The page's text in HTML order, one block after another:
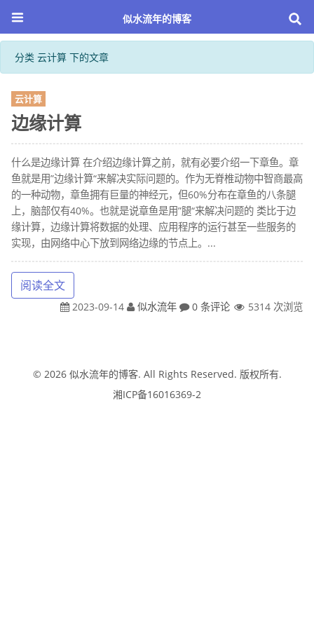
似水流年的博客
分类 云计算 下的文章
云计算
边缘计算
什么是边缘计算 在介绍边缘计算之前，就有必要介绍一下章鱼。章
鱼就是用”边缘计算“来解决实际问题的。作为无脊椎动物中智商最高
的一种动物，章鱼拥有巨量的神经元，但60%分布在章鱼的八条腿
上，脑部仅有40%。也就是说章鱼是用”腿“来解决问题的 类比于边
缘计算，边缘计算将数据的处理、应用程序的运行甚至一些服务的
实现，由网络中心下放到网络边缘的节点上。...
阅读全文
2023-09-14 似水流年 0 条评论 5314 次浏览
© 2026 似水流年的博客. All Rights Reserved. 版权所有.
湘ICP备16016369-2